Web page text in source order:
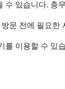
있습니다. 충
문 전에 필요
를 이용할 수 있